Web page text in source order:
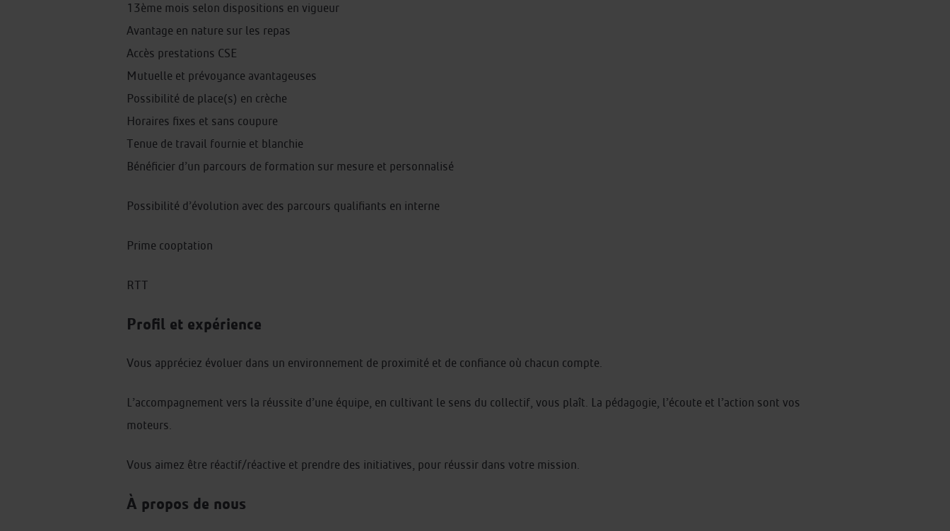
13ème mois selon dispositions en vigueur
Avantage en nature sur les repas
Accès prestations CSE
Mutuelle et prévoyance avantageuses
Possibilité de place(s) en crèche
Horaires fixes et sans coupure
Tenue de travail fournie et blanchie
Bénéficier d’un parcours de formation sur mesure et personnalisé
Possibilité d’évolution avec des parcours qualifiants en interne
Prime cooptation
RTT
Profil et expérience
Vous appréciez évoluer dans un environnement de proximité et de confiance où chacun compte.
L’accompagnement vers la réussite d’une équipe, en cultivant le sens du collectif, vous plaît. La pédagogie, l’écoute et l’action sont vos
moteurs.
Vous aimez être réactif/réactive et prendre des initiatives, pour réussir dans votre mission.
À propos de nous